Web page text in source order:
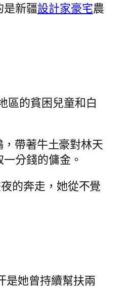
是新疆設計家豪宅農
區的貧困兒童和白
帶著牛土豪對林天
分錢的傭金。
的奔走，她從不覺
是她曾持續幫扶兩